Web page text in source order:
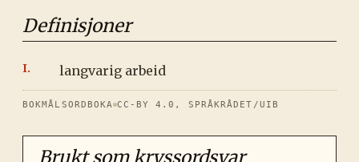
Definisjoner
langvarig arbeid
BOKMÅLSORDBOKA CC-BY 4.0, SPRÅKRÅDET/UIB
Brukt som kryssordsvar